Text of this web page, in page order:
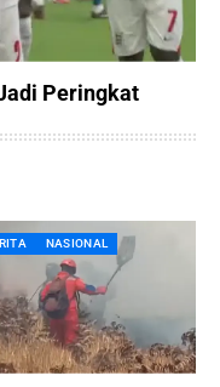
Peringkat
NASIONAL